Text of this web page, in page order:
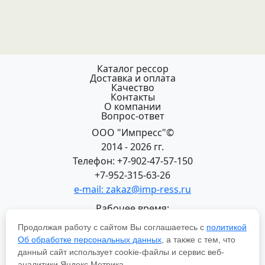
Каталог рессор
Доставка и оплата
Качество
Контакты
О компании
Вопрос-ответ
ООО "Импресс"©
2014 - 2026 гг.
Телефон: +7-902-47-57-150
+7-952-315-63-26
e-mail: zakaz@imp-ress.ru
Рабочее время:
пн-пт 08:00-18:00 (МСК+2)
618200, Пермский край
г.Чусовой, ул. Халтурина, 22
Продолжая работу с сайтом Вы соглашаетесь с политикой
Об обработке персональных данных , а также с тем, что
данный сайт использует cookie-файлы и сервис веб-